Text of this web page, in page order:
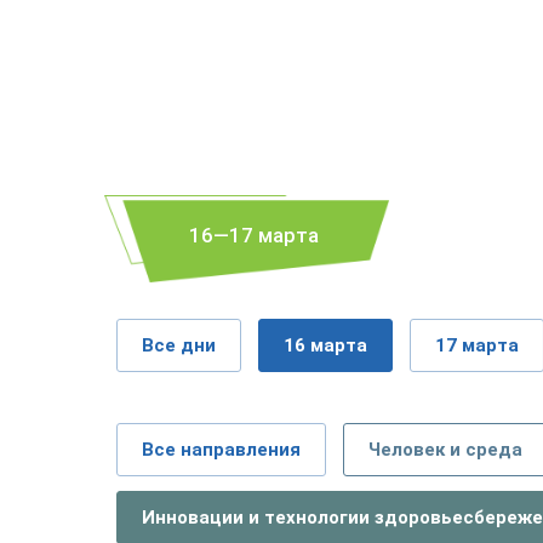
16—17 марта
Все дни 16 марта 17 марта
Все направления Человек и среда
Инновации и технологии